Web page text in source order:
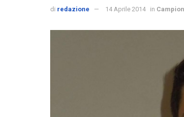
di redazione 14 Aprile 2014 in